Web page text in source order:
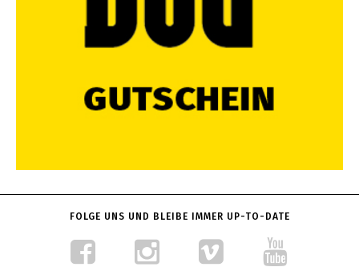
FOLGE UNS UND BLEIBE IMMER UP-TO-DATE